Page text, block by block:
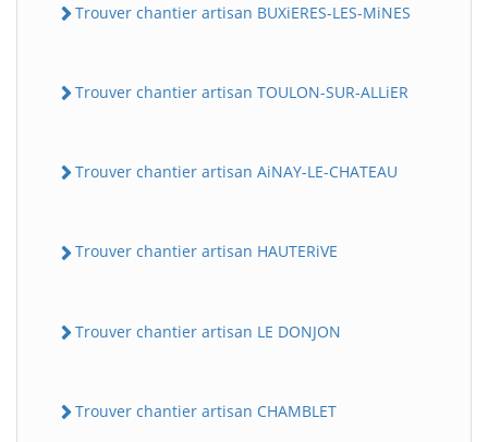
Trouver chantier artisan BUXiERES-LES-MiNES
Trouver chantier artisan TOULON-SUR-ALLiER
Trouver chantier artisan AiNAY-LE-CHATEAU
Trouver chantier artisan HAUTERiVE
Trouver chantier artisan LE DONJON
Trouver chantier artisan CHAMBLET